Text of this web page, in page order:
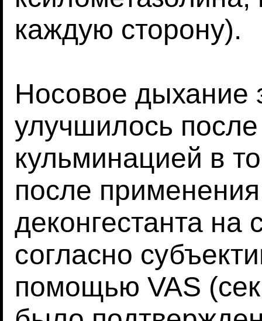
каждую сторону).
Носовое дыхание
улучшилось после
кульминацией в
после
деконгестанта на
согласно
помощью VAS